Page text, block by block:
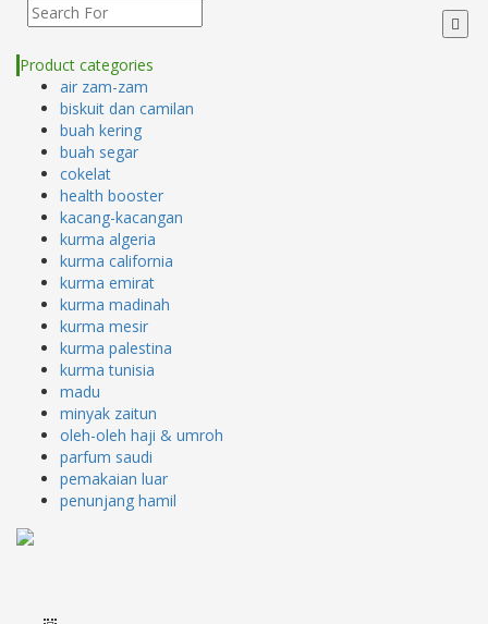
Product categories
air zam-zam
biskuit dan camilan
buah kering
buah segar
cokelat
health booster
kacang-kacangan
kurma algeria
kurma california
kurma emirat
kurma madinah
kurma mesir
kurma palestina
kurma tunisia
madu
minyak zaitun
oleh-oleh haji & umroh
parfum saudi
pemakaian luar
penunjang hamil